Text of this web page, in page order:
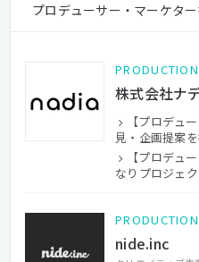
プロデューサー・マーケタ
PRODUCTION
株式会社ナ
【プロデュ
見・企画提案
【プロデュ
なりプロジェ
PRODUCTION
nide.inc